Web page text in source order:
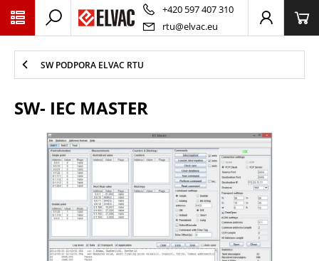
+420 597 407 310
rtu@elvac.eu
SW PODPORA ELVAC RTU
SW- IEC MASTER